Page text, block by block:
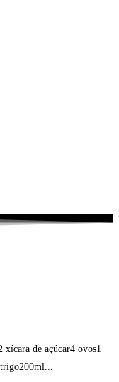
de açúcar4 ovos1
trigo200ml...